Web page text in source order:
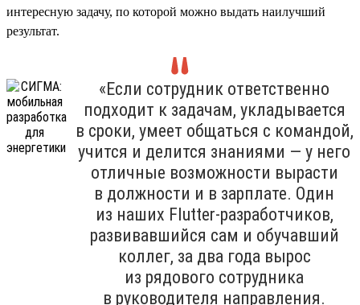
интересную задачу, по которой можно выдать наилучший
результат.
«Если сотрудник ответственно
подходит к задачам, укладывается
в сроки, умеет общаться с командой,
учится и делится знаниями — у него
отличные возможности вырасти
в должности и в зарплате. Один
из наших Flutter-разработчиков,
развивавшийся сам и обучавший
коллег, за два года вырос
из рядового сотрудника
в руководителя направления.